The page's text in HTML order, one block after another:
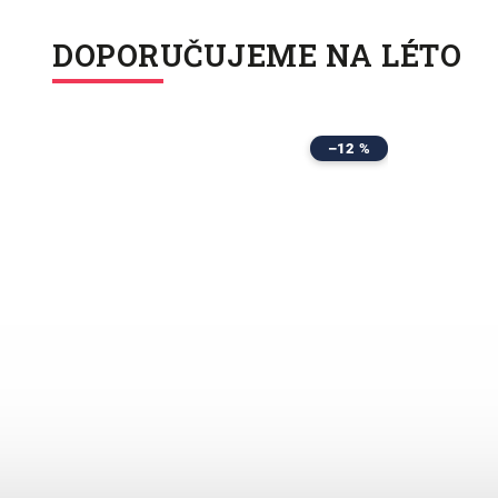
DOPORUČUJEME NA LÉTO
–12 %